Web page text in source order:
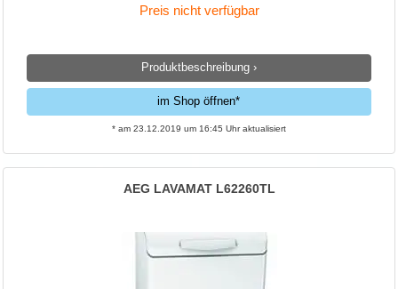
Preis nicht verfügbar
Produktbeschreibung ›
im Shop öffnen*
* am 23.12.2019 um 16:45 Uhr aktualisiert
AEG LAVAMAT L62260TL